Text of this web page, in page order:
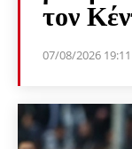
τον
07/08/2026 19:11